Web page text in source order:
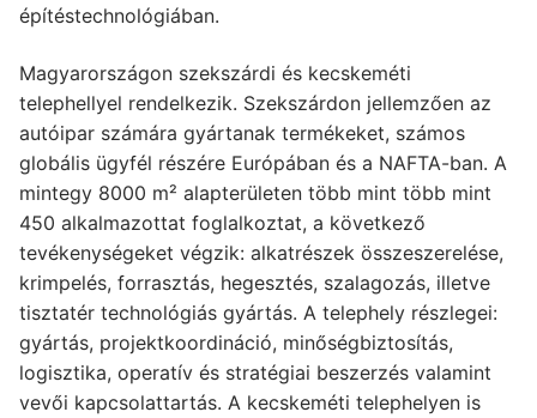
építéstechnológiában.
Magyarországon szekszárdi és kecskeméti
telephellyel rendelkezik. Szekszárdon jellemzően az
autóipar számára gyártanak termékeket, számos
globális ügyfél részére Európában és a NAFTA-ban. A
mintegy 8000 m² alapterületen több mint több mint
450 alkalmazottat foglalkoztat, a következő
tevékenységeket végzik: alkatrészek összeszerelése,
krimpelés, forrasztás, hegesztés, szalagozás, illetve
tisztatér technológiás gyártás. A telephely részlegei:
gyártás, projektkoordináció, minőségbiztosítás,
logisztika, operatív és stratégiai beszerzés valamint
vevői kapcsolattartás. A kecskeméti telephelyen is